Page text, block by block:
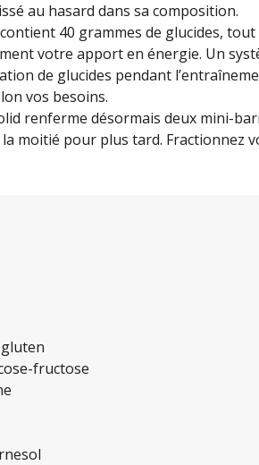
au hasard dans sa composition.
40 grammes de glucides,
votre apport en énergie. Un
de glucides pendant
vos besoins.
renferme désormais deux mini-
moitié pour plus tard. Fractionnez
fructose